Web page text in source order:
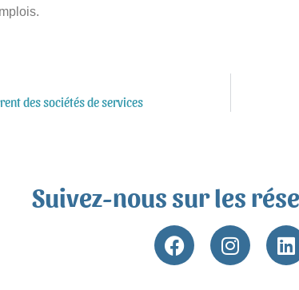
des sociétés de services
Suivez-nous sur les